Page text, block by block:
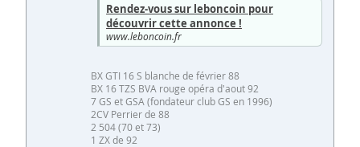
Rendez-vous sur leboncoin pour
découvrir cette annonce !
www.leboncoin.fr
BX GTI 16 S blanche de février 88
BX 16 TZS BVA rouge opéra d'aout 92
7 GS et GSA (fondateur club GS en 1996)
2CV Perrier de 88
2 504 (70 et 73)
1 ZX de 92